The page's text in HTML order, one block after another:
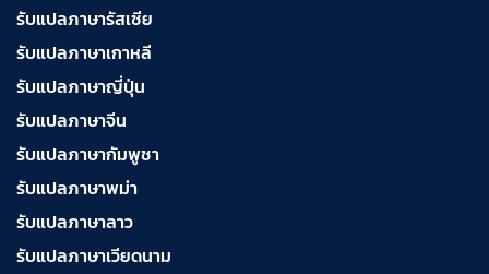
รับแปลภาษารัสเซีย
รับแปลภาษาเกาหลี
รับแปลภาษาญี่ปุ่น
รับแปลภาษาจีน
รับแปลภาษากัมพูชา
รับแปลภาษาพม่า
รับแปลภาษาลาว
รับแปลภาษาเวียดนาม